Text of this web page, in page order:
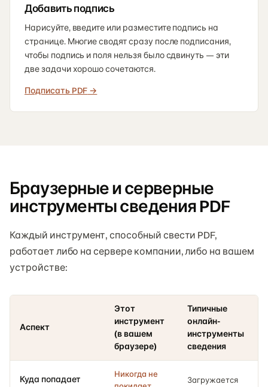
Добавить подпись
Нарисуйте, введите или разместите подпись на
странице. Многие сводят сразу после подписания,
чтобы подпись и поля нельзя было сдвинуть — эти
две задачи хорошо сочетаются.
Подписать PDF →
Браузерные и серверные
инструменты сведения PDF
Каждый инструмент, способный свести PDF,
работает либо на сервере компании, либо на вашем
устройстве:
Аспект
Этот
инструмент
(в вашем
браузере)
Типичные
онлайн-
инструменты
сведения
Куда попадает
Никогда не
Загружается